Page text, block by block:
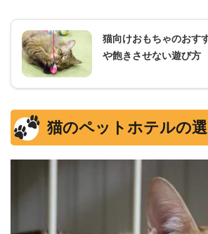
猫向けおもちゃのおす
や飽きさせない遊び方
猫のペットホテルの